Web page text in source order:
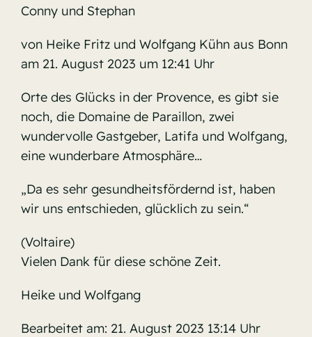
Conny und Stephan
von Heike Fritz und Wolfgang Kühn aus Bonn
am 21. August 2023 um 12:41 Uhr
Orte des Glücks in der Provence, es gibt sie
noch, die Domaine de Paraillon, zwei
wundervolle Gastgeber, Latifa und Wolfgang,
eine wunderbare Atmosphäre…
„Da es sehr gesundheitsfördernd ist, haben
wir uns entschieden, glücklich zu sein.“
(Voltaire)
Vielen Dank für diese schöne Zeit.
Heike und Wolfgang
Bearbeitet am: 21. August 2023 13:14 Uhr